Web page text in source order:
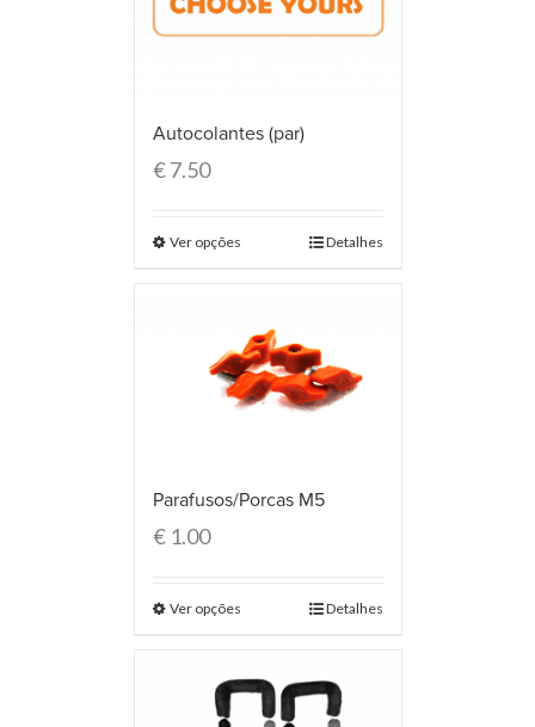
Autocolantes (par)
€7.50
Ver opções Detalhes
Parafusos/Porcas M5
€1.00
Ver opções Detalhes